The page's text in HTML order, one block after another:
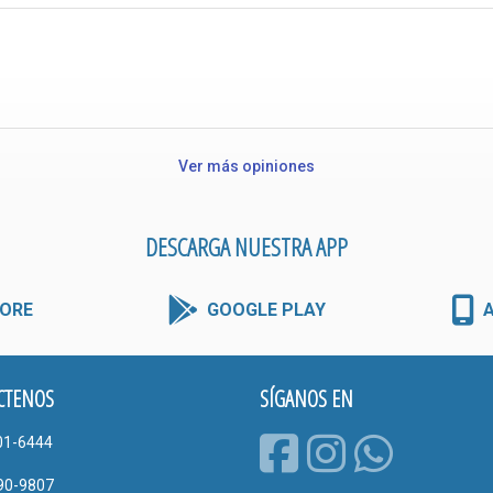
Ver más opiniones
DESCARGA NUESTRA APP
GOOGLE PLAY
6444
9807
SÍGANOS EN